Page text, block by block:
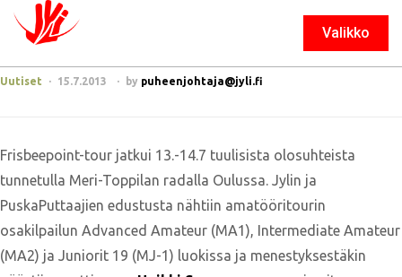
Valikko
Sulje
Uutiset 15.7.2013 by puheenjohtaja@jyli.fi
Frisbeepoint-tour jatkui 13.-14.7 tuulisista olosuhteista
tunnetulla Meri-Toppilan radalla Oulussa. Jylin ja
PuskaPuttaajien edustusta nähtiin amatööritourin
osakilpailun Advanced Amateur (MA1), Intermediate Amateur
(MA2) ja Juniorit 19 (MJ-1) luokissa ja menestyksestäkin